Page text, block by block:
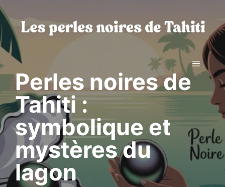
Aller
au
contenu
Menu
Perles noires de
Tahiti :
symbolique et
mystères du
lagon